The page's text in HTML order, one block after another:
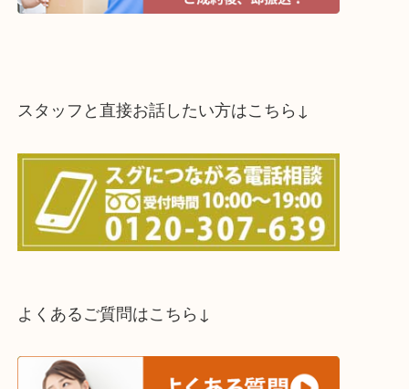
↓パソコンでご覧頂いている方は、こちらをスマホ